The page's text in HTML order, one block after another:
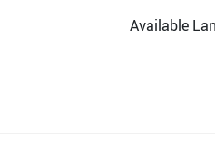
Available